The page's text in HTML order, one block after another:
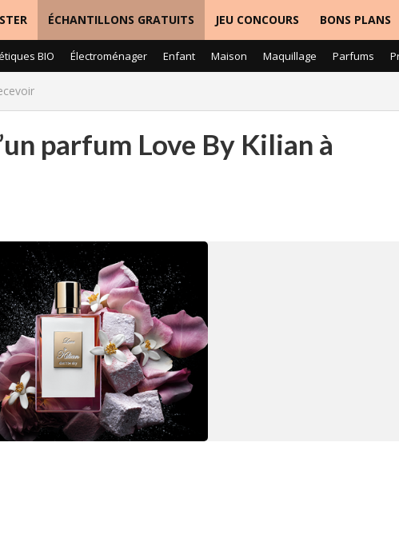
ÉCHANTILLONS GRATUITS JEU CONCOURS BONS PLANS
BIO Électroménager Enfant Maison Maquillage Parfums
parfum Love By Kilian à